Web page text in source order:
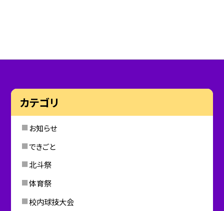
カテゴリ
お知らせ
できごと
北斗祭
体育祭
校内球技大会